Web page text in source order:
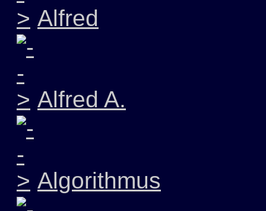
Alfred
Alfred A.
Algorithmus